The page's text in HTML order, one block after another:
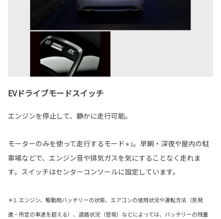
EVドライブモードスイッチ
エンジンを停止して、静かに走行可能。
モーターのみを使って走行するモード ＊1。早朝・深夜や屋内の駐
車場などで、エンジン音や排気ガスを気にすることなく走れま
す。スイッチはセンターコンソールに設定しています。
＊1. エンジン、駆動用バッテリーの状態、エアコンの使用状況や運転方法（急発
進・所定の車速を超える）、道路状況（登坂）などによっては、バッテリーの残量